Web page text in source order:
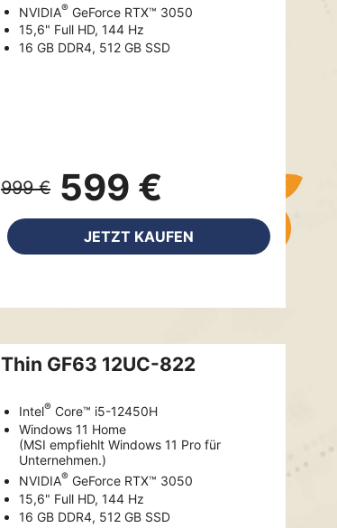
NVIDIA® GeForce RTX™ 3050
15,6" Full HD, 144 Hz
16 GB DDR4, 512 GB SSD
999 € 599 €
JETZT KAUFEN
Thin GF63 12UC-822
Intel® Core™ i5-12450H
Windows 11 Home
(MSI empfiehlt Windows 11 Pro für
Unternehmen.)
NVIDIA® GeForce RTX™ 3050
15,6" Full HD, 144 Hz
16 GB DDR4, 512 GB SSD